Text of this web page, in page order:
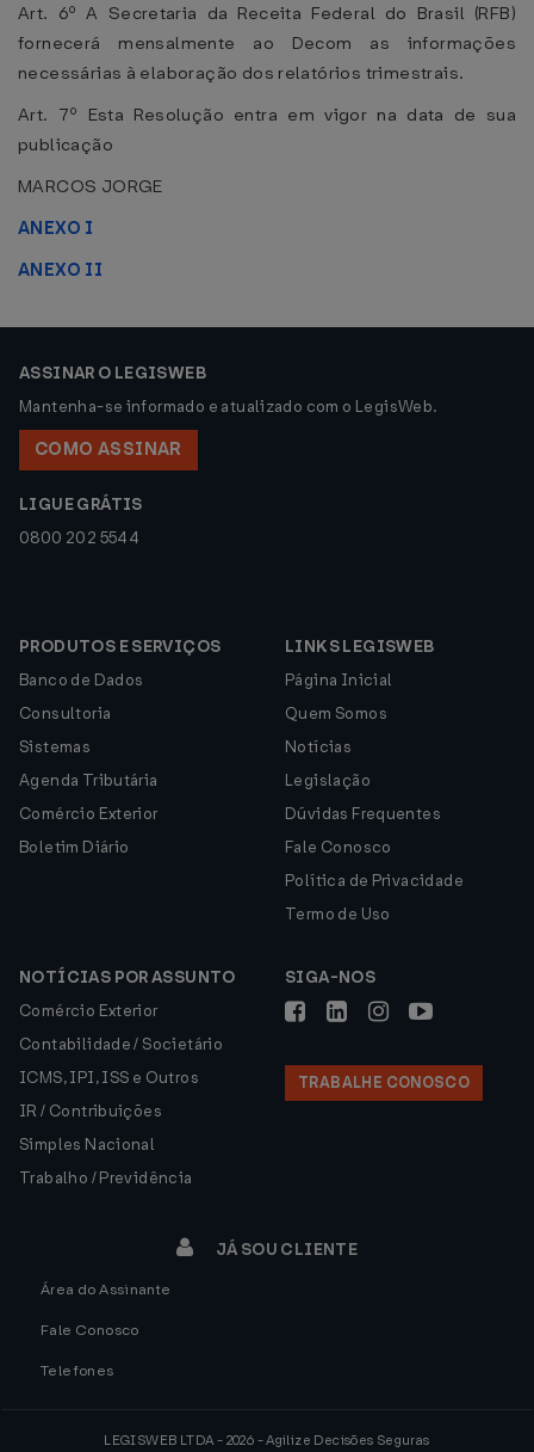
Art. 6º A Secretaria da Receita Federal do Brasil (RFB)
fornecerá mensalmente ao Decom as informações
necessárias à elaboração dos relatórios trimestrais.
Art. 7º Esta Resolução entra em vigor na data de sua
publicação
MARCOS JORGE
ANEXO I
ANEXO II
ASSINAR O LEGISWEB
Mantenha-se informado e atualizado com o LegisWeb.
COMO ASSINAR
LIGUE GRÁTIS
0800 202 5544
PRODUTOS E SERVIÇOS
Banco de Dados
Consultoria
Sistemas
Agenda Tributária
Comércio Exterior
Boletim Diário
LINKS LEGISWEB
Página Inicial
Quem Somos
Notícias
Legislação
Dúvidas Frequentes
Fale Conosco
Política de Privacidade
Termo de Uso
NOTÍCIAS POR ASSUNTO
Comércio Exterior
Contabilidade / Societário
ICMS, IPI, ISS e Outros
IR / Contribuições
Simples Nacional
Trabalho / Previdência
SIGA-NOS
TRABALHE CONOSCO
JÁ SOU CLIENTE
Área do Assinante
Fale Conosco
Telefones
LEGISWEB LTDA - 2026 - Agilize Decisões Seguras